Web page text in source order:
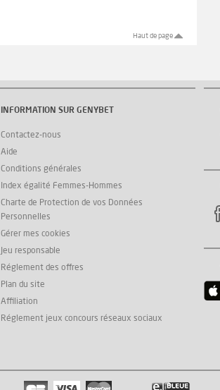
Haut de page
INFORMATION SUR GENYBET
Contactez-nous
Aide
Conditions générales
Index égalité Femmes-Hommes
Charte de Protection de vos Données
Personnelles
Gérer mes cookies
Jeu responsable
Réglement des offres
Plan du site
Affiliation
Réglement jeux concours réseaux sociaux